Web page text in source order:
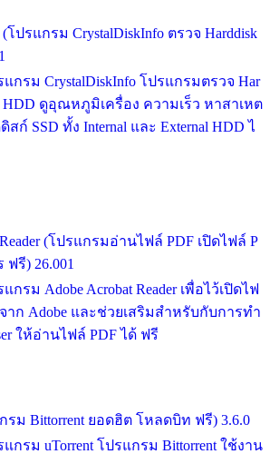
(โปรแกรม CrystalDiskInfo ตรวจ Harddisk
กรม CrystalDiskInfo โปรแกรมตรวจ Har
HDD ดูอุณหภูมิเครื่อง ความเร็ว หาสาเหต
ก์ SSD ทั้ง Internal และ External HDD ไ
Reader (โปรแกรมอ่านไฟล์ PDF เปิดไฟล์ P
ฟรี) 26.001
รม Adobe Acrobat Reader เพื่อไว้เปิดไฟ
าก Adobe และช่วยเสริมสำหรับกับการทำ
ให้อ่านไฟล์ PDF ได้ ฟรี
รม Bittorrent ยอดฮิต โหลดบิท ฟรี) 3.6.0
กรม uTorrent โปรแกรม Bittorrent ใช้งาน